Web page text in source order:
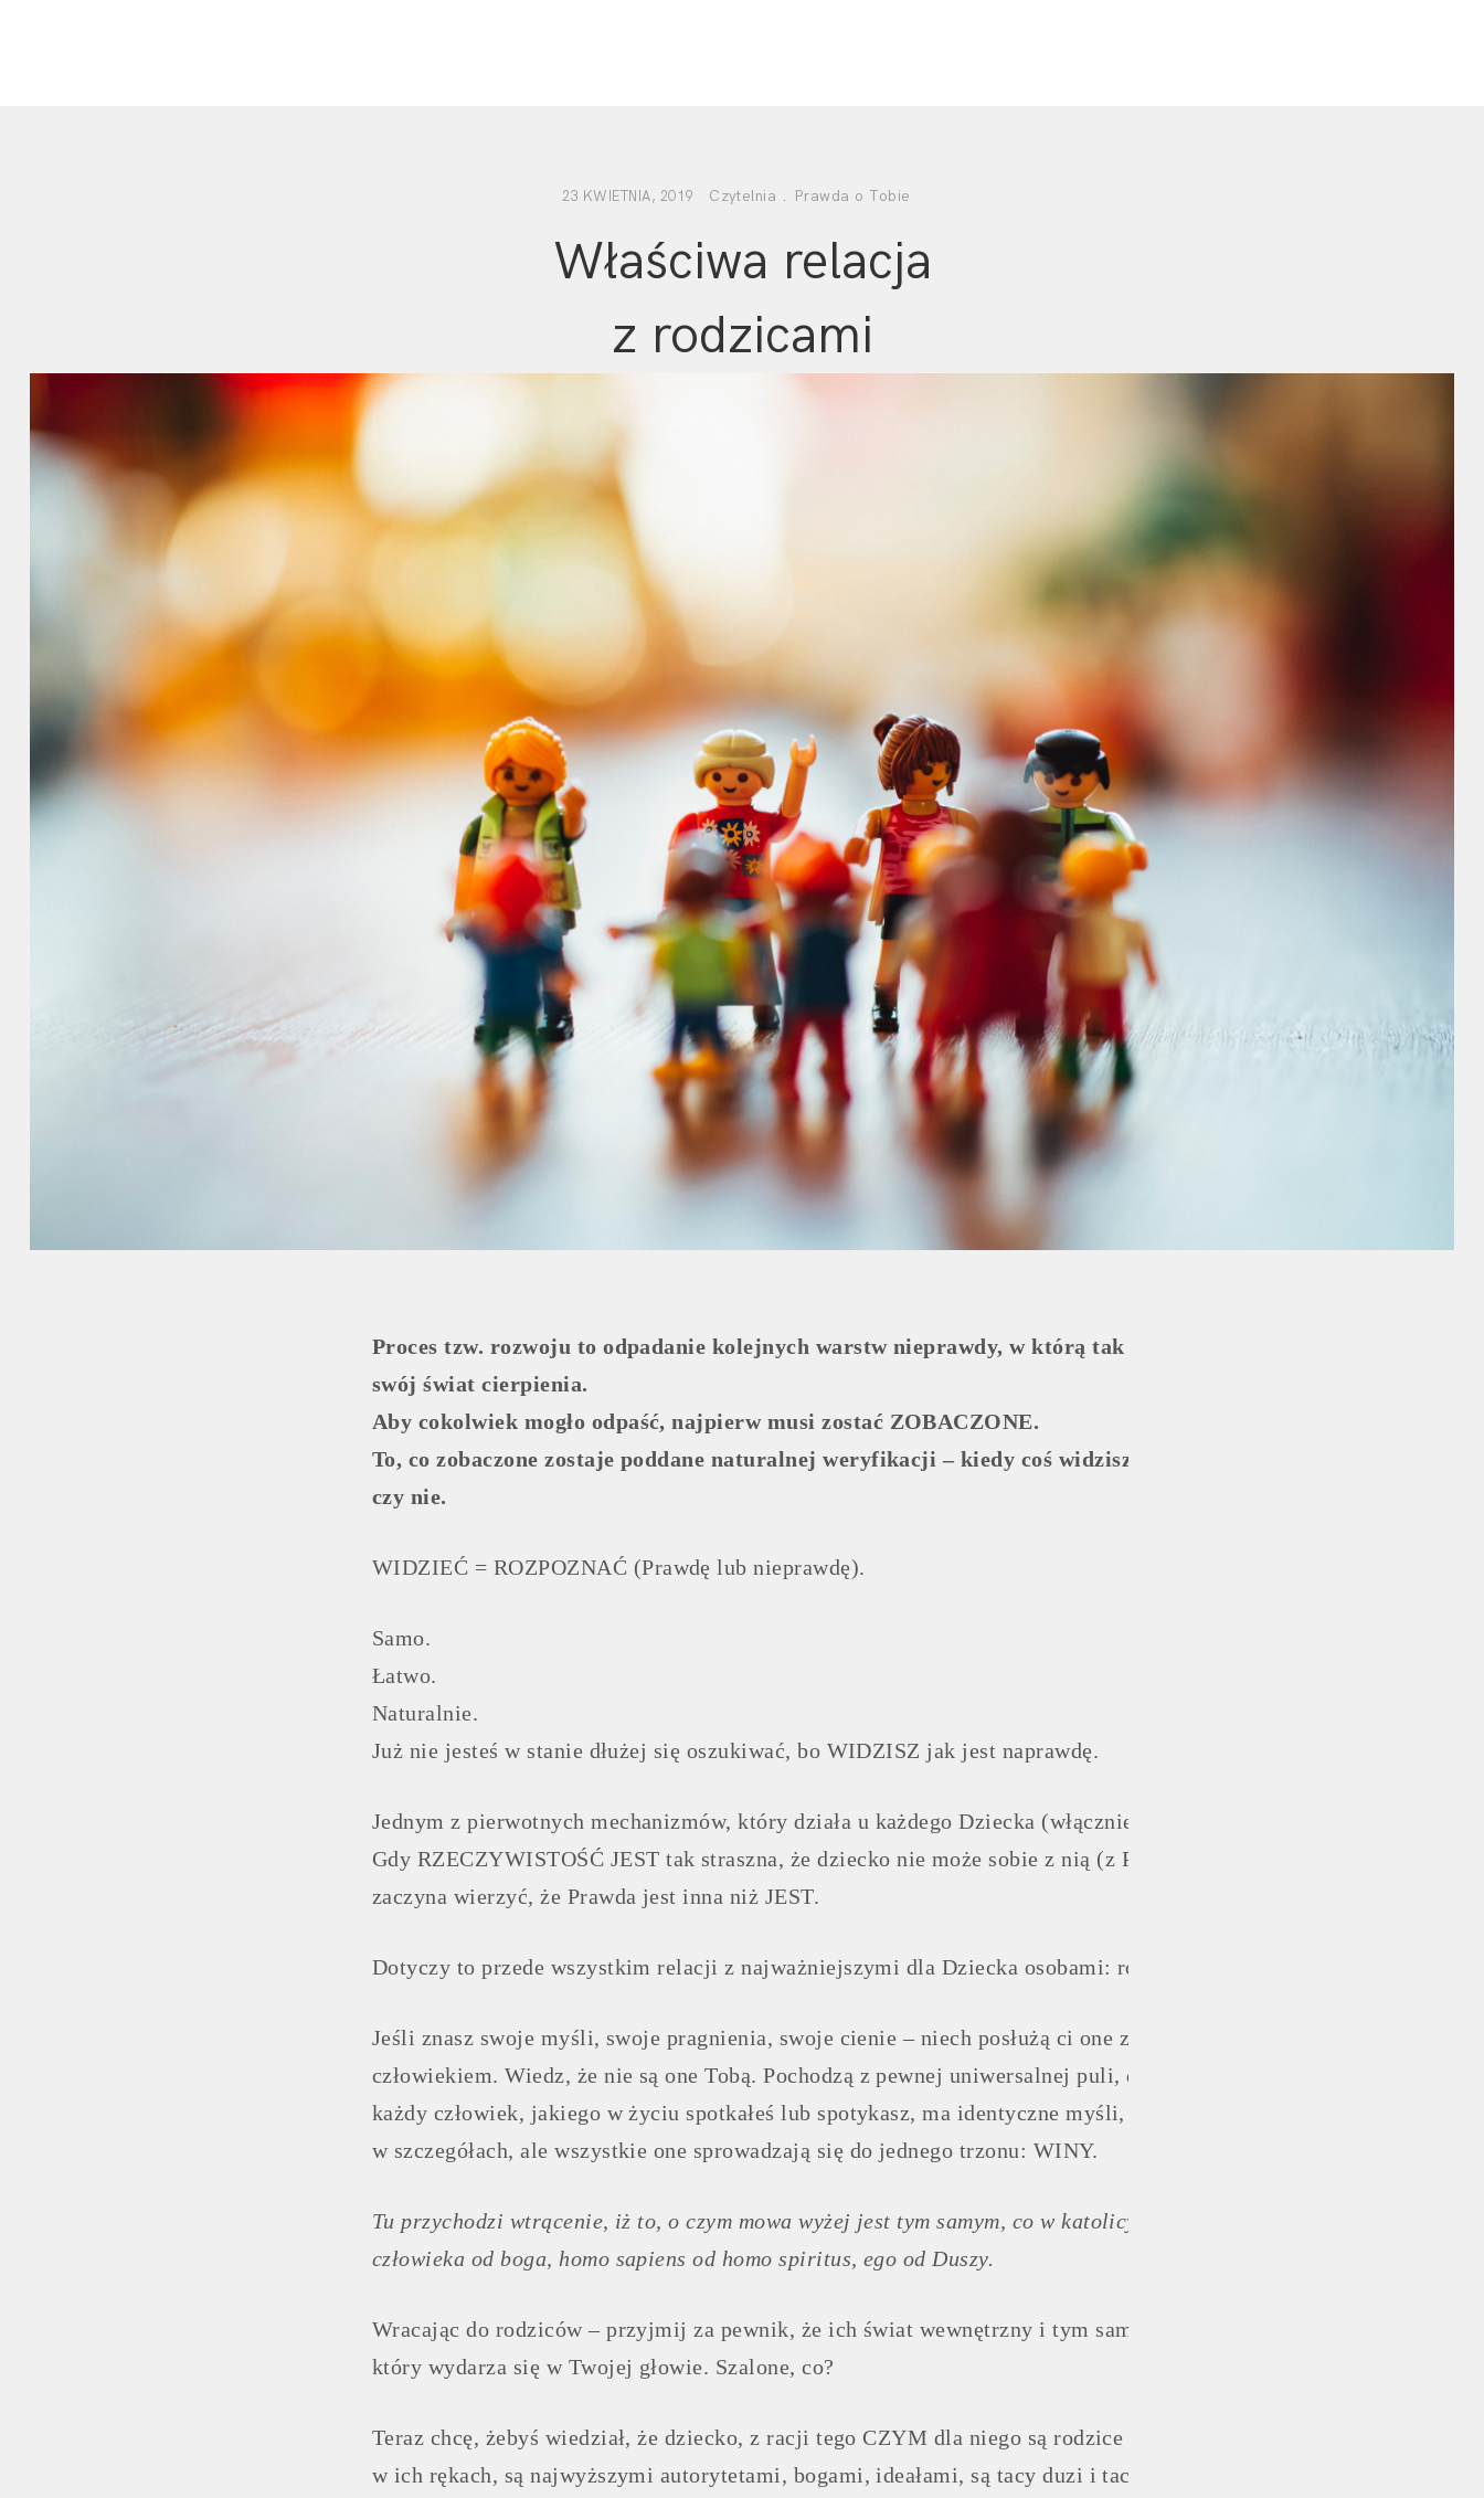
23 KWIETNIA, 2019 Czytelnia . Prawda o Tobie
Właściwa relacja
z rodzicami
Proces tzw. rozwoju to odpadanie kolejnych warstw nieprawdy, w którą tak głęboko wierzysz, że jest prawdą,
swój świat cierpienia.
Aby cokolwiek mogło odpaść, najpierw musi zostać ZOBACZONE.
To, co zobaczone zostaje poddane naturalnej weryfikacji – kiedy coś widzisz czarno na białym, już wiesz, czy
czy nie.
WIDZIEĆ = ROZPOZNAĆ (Prawdę lub nieprawdę).
Samo.
Łatwo.
Naturalnie.
Już nie jesteś w stanie dłużej się oszukiwać, bo WIDZISZ jak jest naprawdę.
Jednym z pierwotnych mechanizmów, który działa u każdego Dziecka (włącznie z Tobą) jest:
Gdy RZECZYWISTOŚĆ JEST tak straszna, że dziecko nie może sobie z nią (z Prawdą) poradzić, zaczyna
zaczyna wierzyć, że Prawda jest inna niż JEST.
Dotyczy to przede wszystkim relacji z najważniejszymi dla Dziecka osobami: rodzicami (ale też ważnymi bliskimi,
Jeśli znasz swoje myśli, swoje pragnienia, swoje cienie – niech posłużą ci one za uniwersalny wzór tego, co
człowiekiem. Wiedz, że nie są one Tobą. Pochodzą z pewnej uniwersalnej puli, dostępnej dla wszystkich LUDZI.
każdy człowiek, jakiego w życiu spotkałeś lub spotykasz, ma identyczne myśli, pragnienia i cienie. Oczywiście
w szczegółach, ale wszystkie one sprowadzają się do jednego trzonu: WINY.
Tu przychodzi wtrącenie, iż to, o czym mowa wyżej jest tym samym, co w katolicyzmie grzech pierworodny. I jest to
człowieka od boga, homo sapiens od homo spiritus, ego od Duszy.
Wracając do rodziców – przyjmij za pewnik, że ich świat wewnętrzny i tym samym zewnętrzny, był LUDZKI. Taki
który wydarza się w Twojej głowie. Szalone, co?
Teraz chcę, żebyś wiedział, że dziecko, z racji tego CZYM dla niego są rodzice (lub najbliższe osoby) –
w ich rękach, są najwyższymi autorytetami, bogami, ideałami, są tacy duzi i tacy wszechpotężni – widzi ich nie